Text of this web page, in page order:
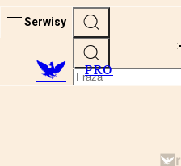
Serwisy
PRO